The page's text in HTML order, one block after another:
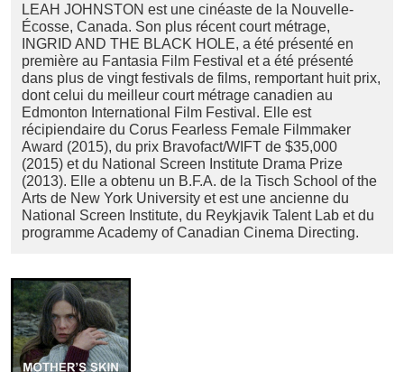
LEAH JOHNSTON est une cinéaste de la Nouvelle-
Écosse, Canada. Son plus récent court métrage,
INGRID AND THE BLACK HOLE, a été présenté en
première au Fantasia Film Festival et a été présenté
dans plus de vingt festivals de films, remportant huit prix,
dont celui du meilleur court métrage canadien au
Edmonton International Film Festival. Elle est
récipiendaire du Corus Fearless Female Filmmaker
Award (2015), du prix Bravofact/WIFT de $35,000
(2015) et du National Screen Institute Drama Prize
(2013). Elle a obtenu un B.F.A. de la Tisch School of the
Arts de New York University et est une ancienne du
National Screen Institute, du Reykjavik Talent Lab et du
programme Academy of Canadian Cinema Directing.